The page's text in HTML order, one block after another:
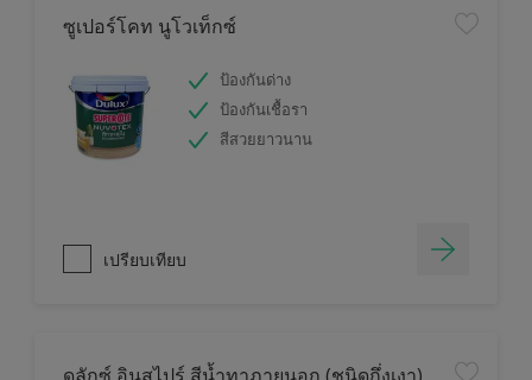
ซูเปอร์โคท นูโวเท็กซ์
ป้องกันด่าง
ป้องกันเชื้อรา
สีสวยยาวนาน
เปรียบเทียบ